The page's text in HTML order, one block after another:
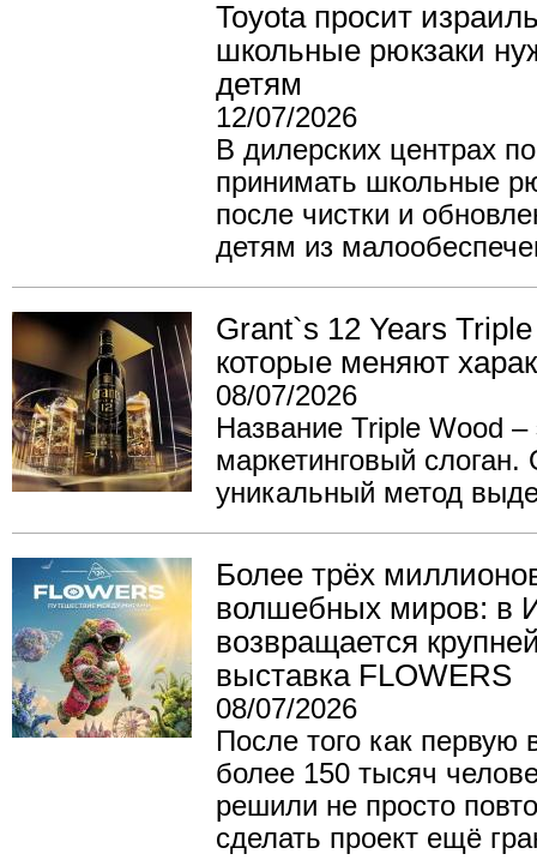
Toyota просит
школьные рюкзаки
детям
12/07/2026
В дилерских центрах
принимать школьные
после чистки и
детям из
Grant`s 12 Years
которые меняют
08/07/2026
Название Triple Wood –
маркетинговый
уникальный метод
Более трёх
волшебных миров: в
возвращается
выставка FLOWERS
08/07/2026
После того как первую
более 150 тысяч
решили не просто
сделать проект ещё